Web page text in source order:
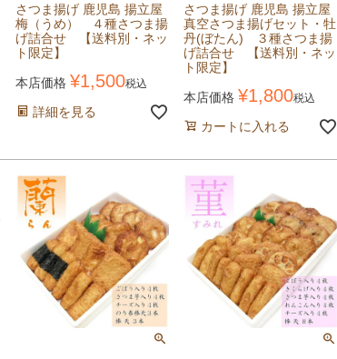
さつま揚げ 鹿児島 揚立屋
梅（うめ） ４種さつま揚
げ詰合せ 【送料別・ネッ
ト限定】
本店価格 ¥1,500税込
詳細を見る
さつま揚げ 鹿児島 揚立屋
真空さつま揚げセット・牡
丹(ぼたん) ３種さつま揚
げ詰合せ 【送料別・ネッ
ト限定】
本店価格 ¥1,800税込
カートに入れる